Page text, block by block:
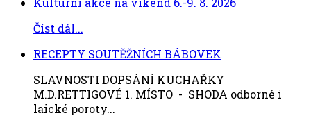
Číst dál...
RECEPTY SOUTĚŽNÍCH BÁBOVEK
SLAVNOSTI DOPSÁNÍ KUCHAŘKY
M.D.RETTIGOVÉ 1. MÍSTO - SHODA odborné i
laické poroty...